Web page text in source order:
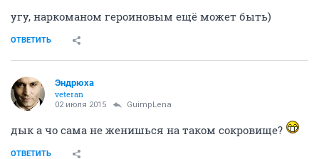
угу, наркоманом героиновым ещё может быть)
ОТВЕТИТЬ
Эндрюха
veteran
02 июля 2015 GuimpLena
дык а чо сама не женишься на таком сокровище?
ОТВЕТИТЬ